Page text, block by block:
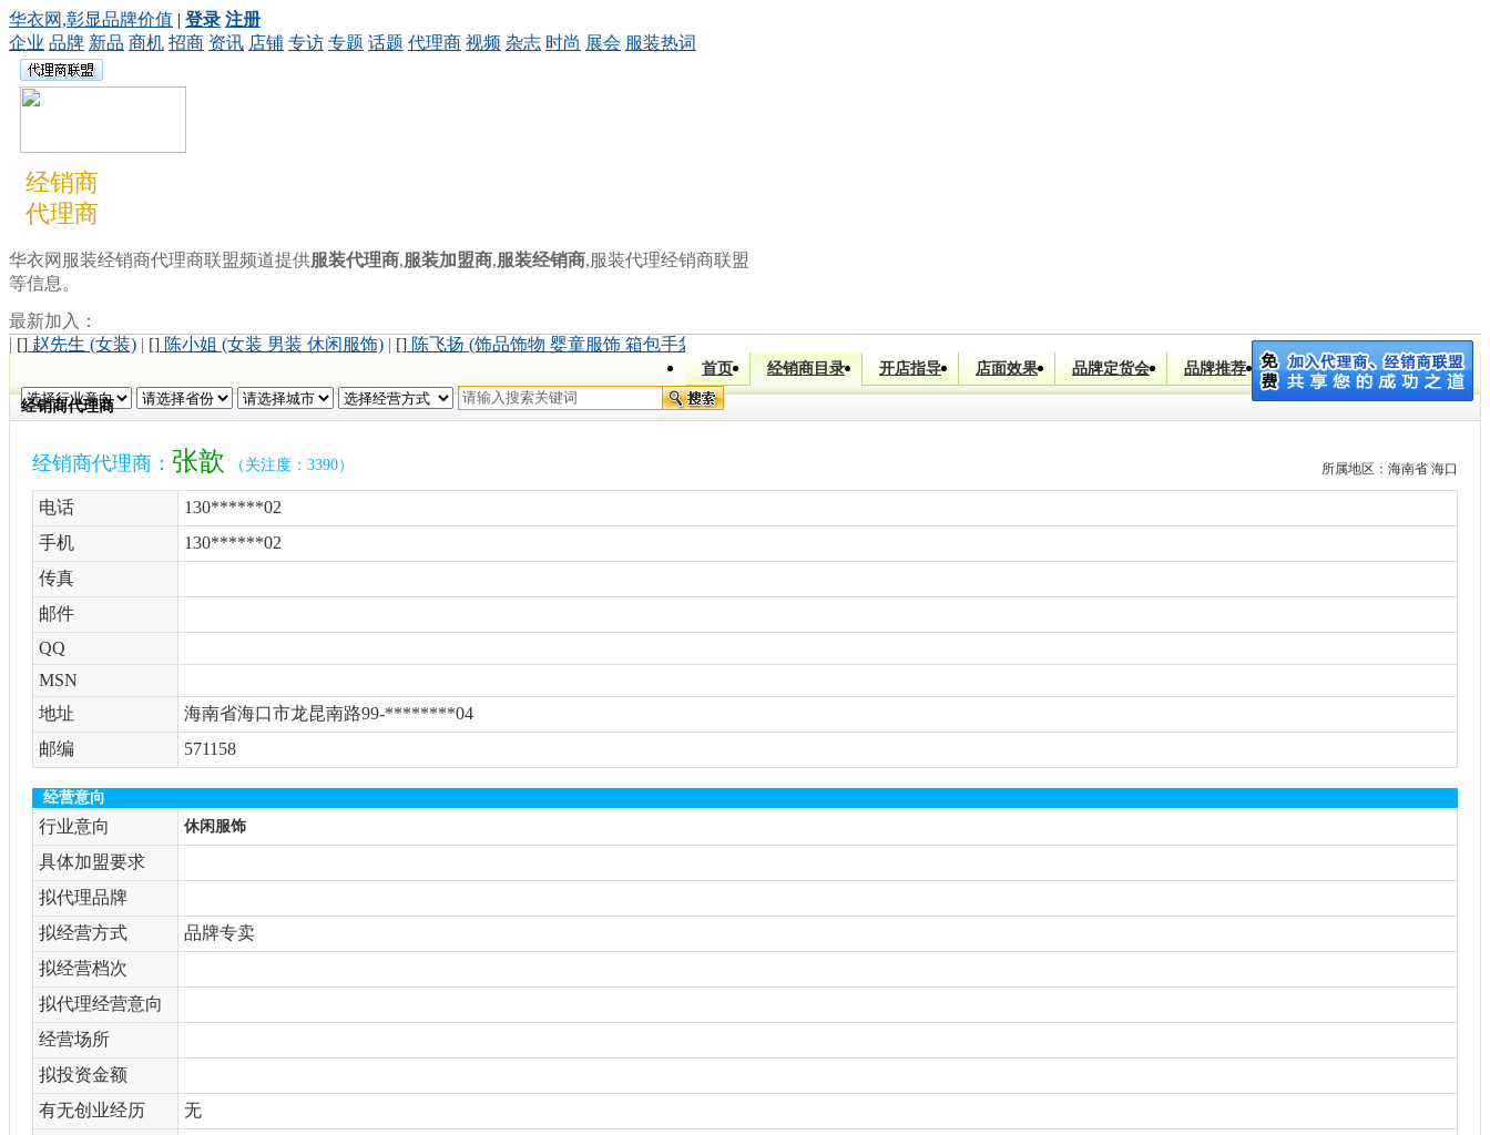
华衣网,彰显品牌价值 | 登录 注册
企业 品牌 新品 商机 招商 资讯 店铺 专访 专题 话题 代理商 视频 杂志 时尚 展会 服装热词
经销商
代理商
华衣网服装经销商代理商联盟频道提供服装代理商, 服装加盟商, 服装经销商,服装代理经销商联盟
等信息。
最新加入：
| [] 赵先生 (女装) | [] 陈小姐 (女装 男装 休闲服饰) | [] 陈飞扬 (饰品饰物 婴童服饰 箱包手袋) 优优 (女装 休闲服饰 美容化妆)|[河南省]张立明 (女装 男装
首页 经销商目录 开店指导 店面效果 品牌定货会 品牌推荐 品牌加盟 搜索
经销商代理商
经销商代理商： 张歆 （关注度：3390） 所属地区：海南省 海口
电话
130******02
手机
130******02
传真
邮件
QQ
MSN
地址
海南省海口市龙昆南路99-********04
邮编
571158
经营意向
行业意向 休闲服饰
具体加盟要求
拟代理品牌
拟经营方式
品牌专卖
拟经营档次
拟代理经营意向
经营场所
拟投资金额
有无创业经历
无